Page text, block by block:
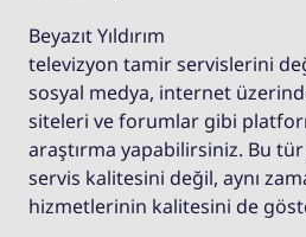
Beyazıt Yıldırım
televizyon tamir servislerini
sosyal medya, internet
siteleri ve forumlar gibi
araştırma yapabilirsiniz. Bu
servis kalitesini değil, aynı
hizmetlerinin kalitesini de